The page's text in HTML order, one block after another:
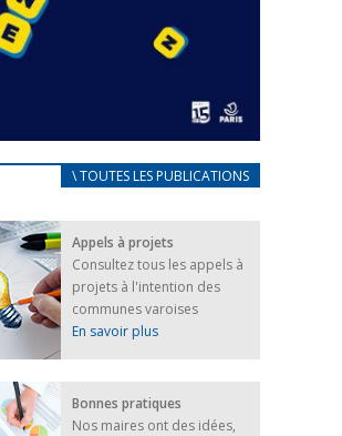
D’ACCUEIL
au mieux les réfugiés
arrivés en France,...
\ TOUTES LES PUBLICATIONS
Appels à projets
Consultez tous les appels à
projets à l'intention des
communes varoises
En savoir plus
Bonnes pratiques
Nos maires ont des idées,